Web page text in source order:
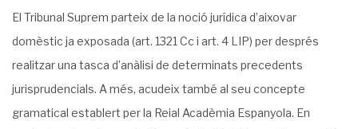
El Tribunal Suprem parteix de la noció jurídica d’aixovar
domèstic ja exposada (art. 1321 Cc i art. 4 LIP) per després
realitzar una tasca d’anàlisi de determinats precedents
jurisprudencials. A més, acudeix també al seu concepte
gramatical establert per la Reial Acadèmia Espanyola. En